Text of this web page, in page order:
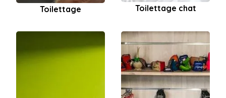
Toilettage Toilettage chat